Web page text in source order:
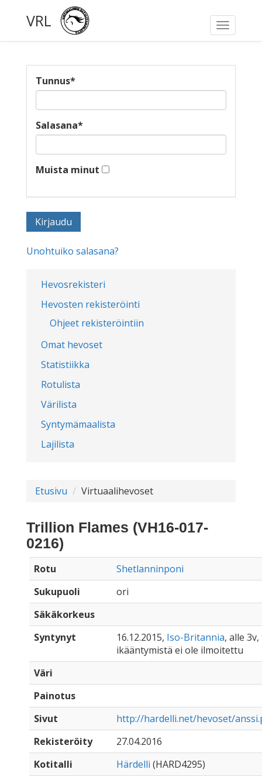
Toggle
VRL
Hevosrekisteri
Hevosten rekisteröinti
Ohjeet rekisteröintiin
Omat hevoset
Statistiikka
Rotulista
Värilista
Syntymämaalista
Lajilista
Tunnus*
Salasana*
Muista minut
Unohtuiko salasana?
Etusivu Virtuaalihevoset
Trillion Flames (VH16-017-
0216)
Rotu
Shetlanninponi
Sukupuoli
ori
Säkäkorkeus
Syntynyt
16.12.2015, Iso-Britannia, alle
ikääntymistä ei ole ilmoitettu
Väri
Painotus
Sivut
http://hardelli.net/hevoset/
Rekisteröity
27.04.2016
Kotitalli
Härdelli (HARD4295)